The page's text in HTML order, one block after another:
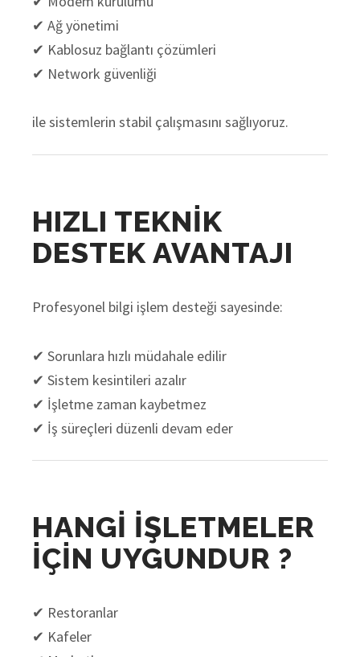
✔ Ağ yönetimi
✔ Kablosuz bağlantı çözümleri
✔ Network güvenliği
ile sistemlerin stabil çalışmasını sağlıyoruz.
HIZLI TEKNİK
DESTEK AVANTAJI
Profesyonel bilgi işlem desteği sayesinde:
✔ Sorunlara hızlı müdahale edilir
✔ Sistem kesintileri azalır
✔ İşletme zaman kaybetmez
✔ İş süreçleri düzenli devam eder
HANGİ İŞLETMELER
İÇİN UYGUNDUR ?
✔ Restoranlar
✔ Kafeler